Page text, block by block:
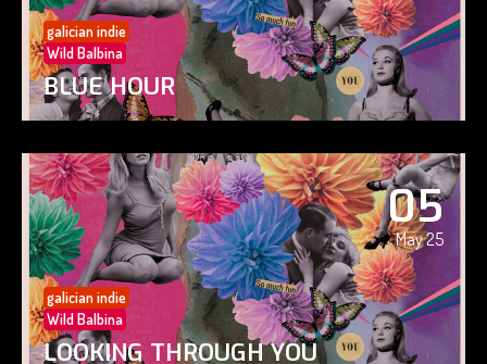
galician indie
Wild Balbina
BLUE HOUR
05
May 25
galician indie
Wild Balbina
LOOKING THROUGH YOU